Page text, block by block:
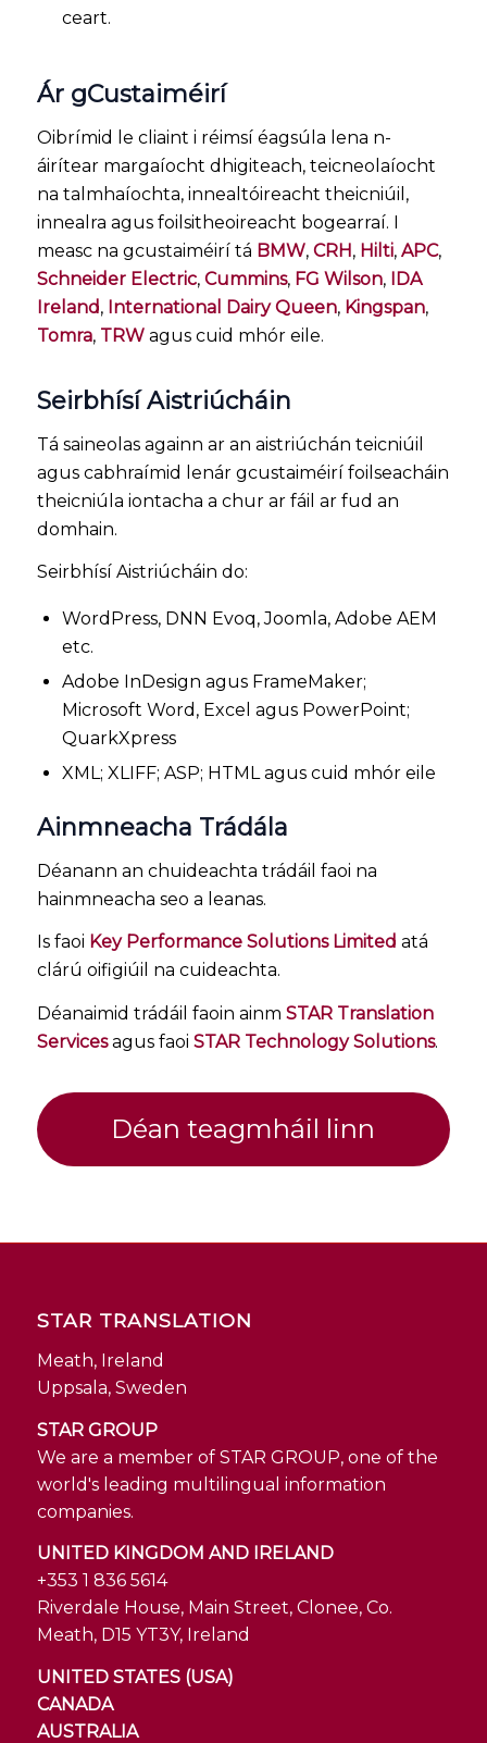
ceart.
Ár gCustaiméirí
Oibrímid le cliaint i réimsí éagsúla lena n-
áirítear margaíocht dhigiteach, teicneolaíocht
na talmhaíochta, innealtóireacht theicniúil,
innealra agus foilsitheoireacht bogearraí. I
measc na gcustaiméirí tá BMW, CRH, Hilti, APC,
Schneider Electric, Cummins, FG Wilson, IDA
Ireland, International Dairy Queen, Kingspan,
Tomra, TRWagus cuid mhór eile.
Seirbhísí Aistriúcháin
Tá saineolas againn ar an aistriúchán teicniúil
agus cabhraímid lenár gcustaiméirí foilseacháin
theicniúla iontacha a chur ar fáil ar fud an
domhain.
Seirbhísí Aistriúcháin do:
WordPress, DNN Evoq, Joomla, Adobe AEM
etc.
Adobe InDesign agus FrameMaker;
Microsoft Word, Excel agus PowerPoint;
QuarkXpress
XML; XLIFF; ASP; HTML agus cuid mhór eile
Ainmneacha Trádála
Déanann an chuideachta trádáil faoi na
hainmneacha seo a leanas.
Is faoi Key Performance Solutions Limited atá
clárú oifigiúil na cuideachta.
Déanaimid trádáil faoin ainm STAR Translation
Servicesagus faoi STAR Technology Solutions.
Déan teagmháil linn
STAR TRANSLATION
Meath, Ireland
Uppsala, Sweden
STAR GROUP
We are a member of STAR GROUP, one of the
world's leading multilingual information
companies.
UNITED KINGDOM AND IRELAND
+353 1 836 5614
Riverdale House, Main Street, Clonee, Co.
Meath, D15 YT3Y, Ireland
UNITED STATES (USA)
CANADA
AUSTRALIA